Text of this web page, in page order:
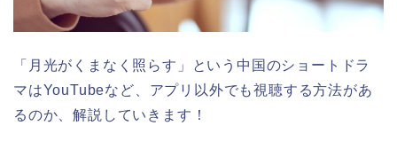
「月光がくまなく照らす 」
という中国のショートドラ
マはYouTubeなど、アプリ以外でも視聴する方法があ
るのか、解説していきます！